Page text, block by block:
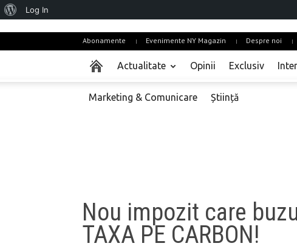
Abonamente Evenimente NY Magazin Despre noi
Actualitate Opinii Exclusiv
Marketing & Comunicare Știință
Nou impozit care
TAXA PE CARBON!
About
Log In